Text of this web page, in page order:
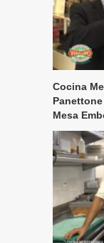
Cocina
Panettone
Mesa